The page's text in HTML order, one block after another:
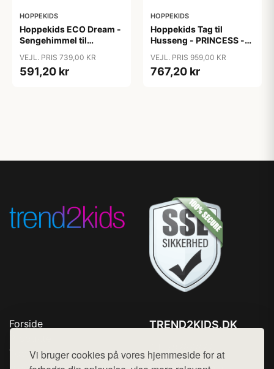
Vi bruger cookies på vores hjemmeside for at
HOPPEKIDS
Hoppekids ECO Dream -
Sengehimmel til
Størrelser -
Hvid/Transparent
VEJL. PRIS 739,00 KR
591,20 kr
HOPPEKIDS
Hoppekids Tag til
Husseng - PRINCESS -
VEJL. PRIS 959,00 KR
767,20 kr
Forside
Top Rabatter
TREND2KIDS.DK